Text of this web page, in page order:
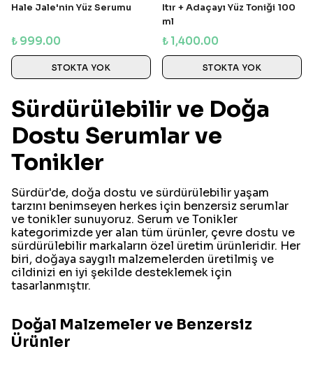
Hale Jale'nin Yüz Serumu
₺ 999.00
STOKTA YOK
Itır + Adaçayı Yüz Toniği 100
ml
₺ 1,400.00
STOKTA YOK
Sürdürülebilir ve Doğa
Dostu Serumlar ve
Tonikler
Sürdür'de, doğa dostu ve sürdürülebilir yaşam
tarzını benimseyen herkes için benzersiz serumlar
ve tonikler sunuyoruz. Serum ve Tonikler
kategorimizde yer alan tüm ürünler, çevre dostu ve
sürdürülebilir markaların özel üretim ürünleridir. Her
biri, doğaya saygılı malzemelerden üretilmiş ve
cildinizi en iyi şekilde desteklemek için
tasarlanmıştır.
Doğal Malzemeler ve Benzersiz
Ürünler